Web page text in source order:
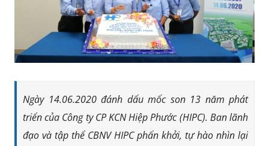
Ngày 14.06.2020 đánh dấu mốc son 13 năm phát
triển của Công ty CP KCN Hiệp Phước (HIPC). Ban lãnh
đạo và tập thể CBNV HIPC phấn khởi, tự hào nhìn lại